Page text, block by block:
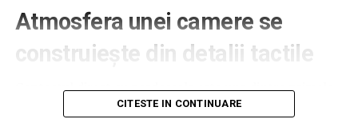
in camera 5 in arestul de la Campina
NU RATATI
„Zeitei” de unde se dictau „paradelile”, ziaristi si
oameni de afaceri
Atmosfera unei camere se
construiește din detalii tactile
Contactul direct cu pardoseala este una dintre primele
senzații fizice pe care le are un oaspete atunci când
CITESTE IN CONTINUARE